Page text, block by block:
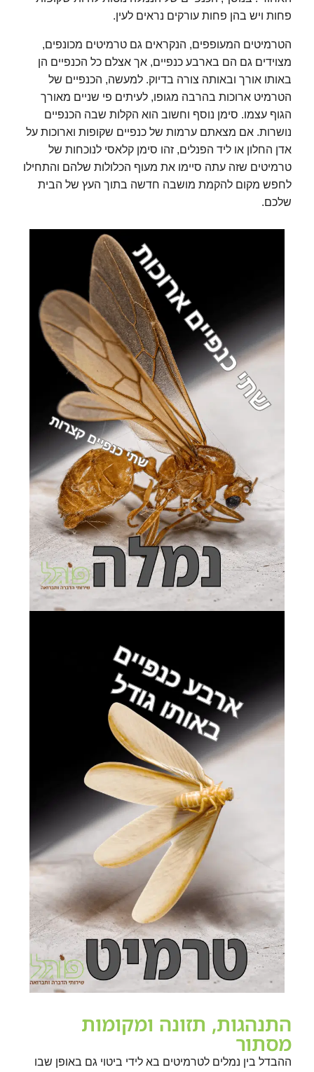
פחות ויש בהן פחות עורקים נראים לעין.
הטרמיטים המעופפים, הנקראים גם טרמיטים מכונפים,
מצוידים גם הם בארבע כנפיים, אך אצלם כל הכנפיים הן
באותו אורך ובאותה צורה בדיוק. למעשה, הכנפיים של
הטרמיט ארוכות בהרבה מגופו, לעיתים פי שניים מאורך
הגוף עצמו. סימן נוסף וחשוב הוא הקלות שבה הכנפיים
נושרות. אם מצאתם ערמות של כנפיים שקופות וארוכות על
אדן החלון או ליד הפנלים, זהו סימן קלאסי לנוכחות של
טרמיטים שזה עתה סיימו את מעוף הכלולות שלהם והתחילו
לחפש מקום להקמת מושבה חדשה בתוך העץ של הבית
שלכם.
התנהגות, תזונה ומקומות
מסתור
ההבדל בין נמלים לטרמיטים בא לידי ביטוי גם באופן שבו